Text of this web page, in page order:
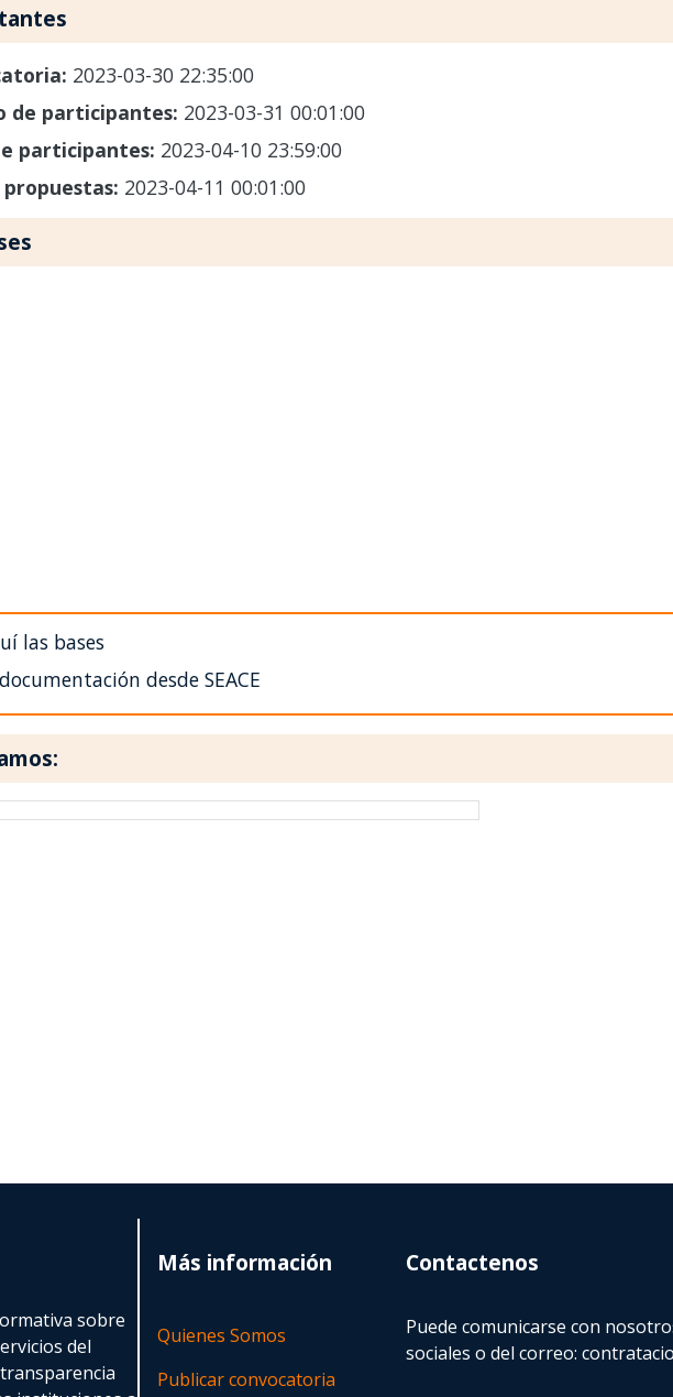
2023-03-30 22:35:00
de participantes: 2023-03-31 00:01:00
participantes: 2023-04-10 23:59:00
2023-04-11 00:01:00
las bases
desde SEACE
sobre
del
Más información
Quienes Somos
Publicar convocatoria
Contactenos
Puede comunicarse con
sociales o del correo: